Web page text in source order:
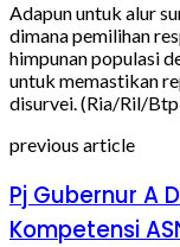
Adapun untuk alur
dimana pemilihan
himpunan populasi
untuk memastikan
disurvei. (Ria/Ril/
previous article
Pj Gubernur A
Kompetensi